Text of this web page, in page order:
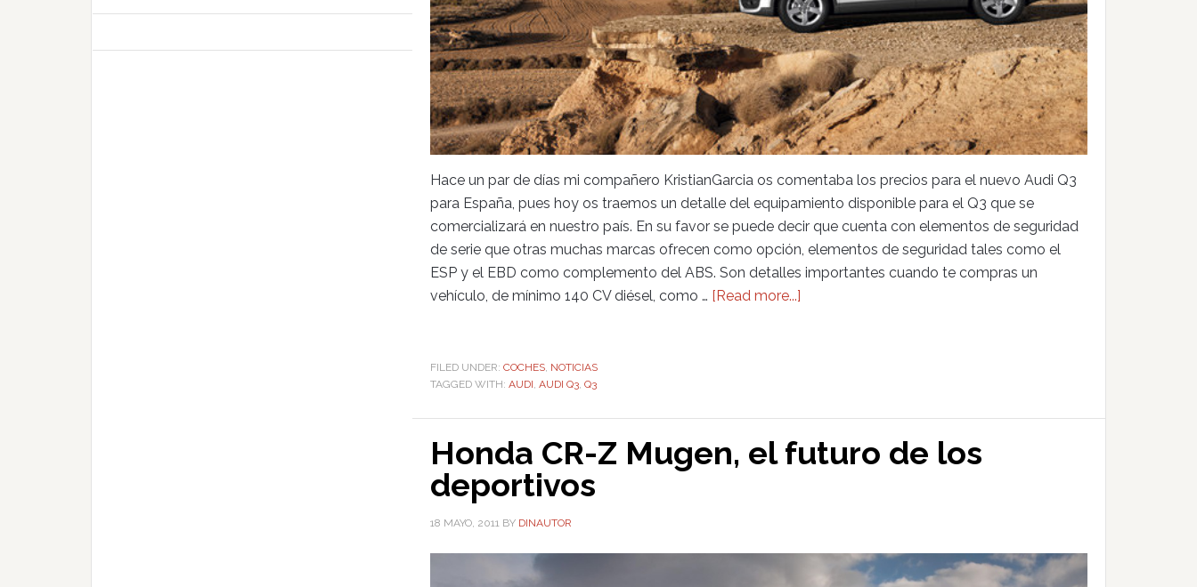
Hace un par de días mi compañero KristianGarcia os comentaba los precios para el nuevo Audi Q3
para España, pues hoy os traemos un detalle del equipamiento disponible para el Q3 que se
comercializará en nuestro país. En su favor se puede decir que cuenta con elementos de seguridad
de serie que otras muchas marcas ofrecen como opción, elementos de seguridad tales como el
ESP y el EBD como complemento del ABS. Son detalles importantes cuando te compras un
vehículo, de mínimo 140 CV diésel, como … [Read more...]
FILED UNDER: COCHES, NOTICIAS
TAGGED WITH: AUDI, AUDI Q3, Q3
Honda CR-Z Mugen, el futuro de los
deportivos
18 MAYO, 2011 BY DINAUTOR